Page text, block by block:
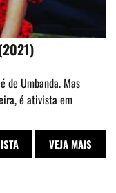
de Umbanda. Mas
é ativista em
VEJA MAIS